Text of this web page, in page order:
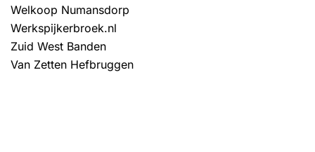
Welkoop Numansdorp
Werkspijkerbroek.nl
Zuid West Banden
Van Zetten Hefbruggen